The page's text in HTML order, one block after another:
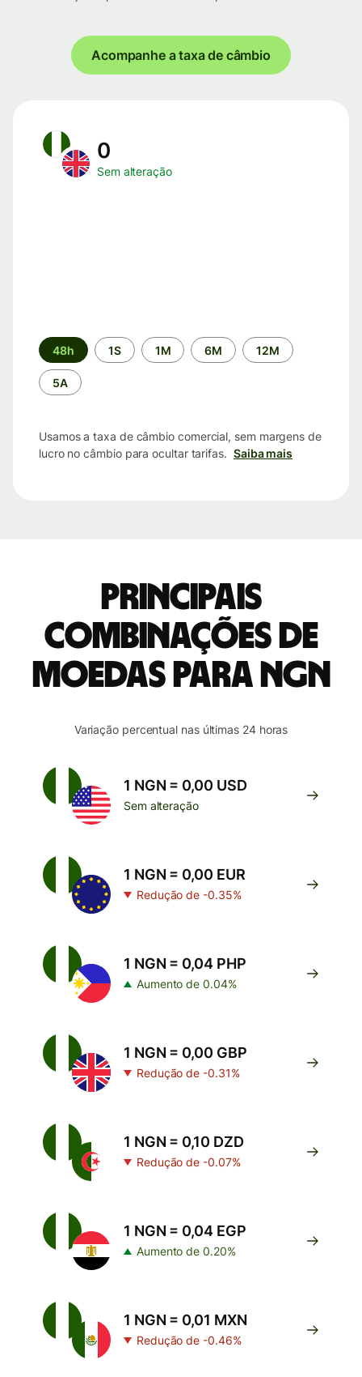
Acompanhe a taxa de câmbio
0
Sem alteração
Período
de
tempo
48h 1S 1M 6M 12M
5A
Usamos a taxa de câmbio comercial, sem margens de
lucro no câmbio para ocultar tarifas. Saiba mais
Principais
combinações de
moedas para NGN
Variação percentual nas últimas 24 horas
1 NGN = 0,00 USD
Sem alteração
1 NGN = 0,00 EUR
Redução de -0.35%
1 NGN = 0,04 PHP
Aumento de 0.04%
1 NGN = 0,00 GBP
Redução de -0.31%
1 NGN = 0,10 DZD
Redução de -0.07%
1 NGN = 0,04 EGP
Aumento de 0.20%
1 NGN = 0,01 MXN
Redução de -0.46%